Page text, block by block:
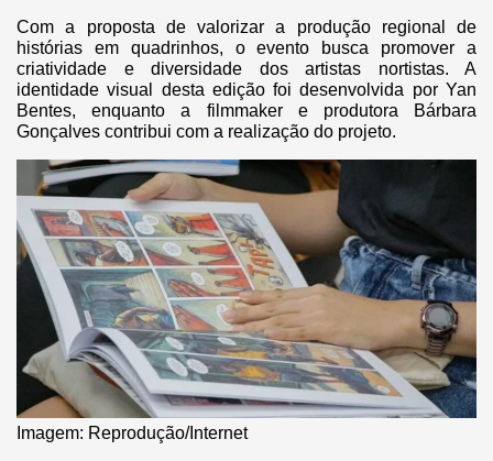
Com a proposta de valorizar a produção regional de
histórias em quadrinhos, o evento busca promover a
criatividade e diversidade dos artistas nortistas. A
identidade visual desta edição foi desenvolvida por Yan
Bentes, enquanto a filmmaker e produtora Bárbara
Gonçalves contribui com a realização do projeto.
Imagem: Reprodução/Internet